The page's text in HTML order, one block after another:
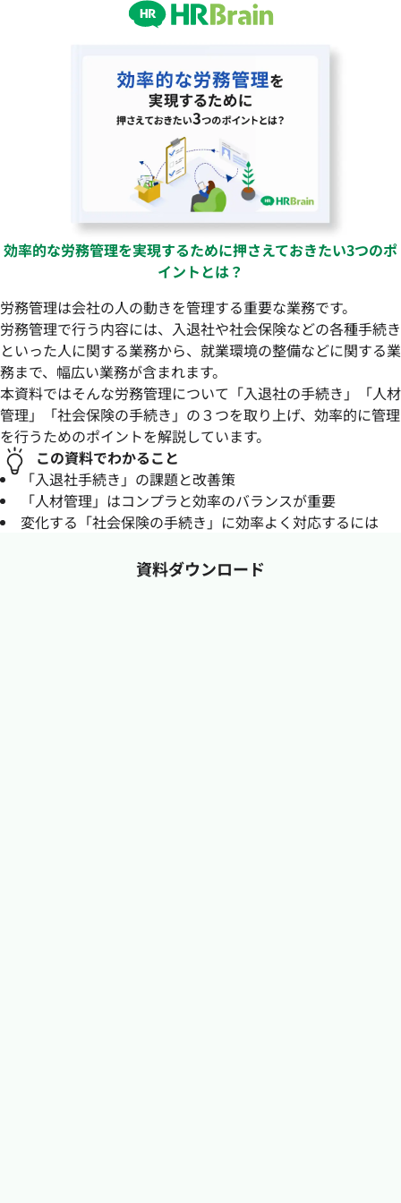
効率的な労務管理を実現するために押さえておきたい3つのポ
イントとは？
労務管理は会社の人の動きを管理する重要な業務です。
労務管理で行う内容には、入退社や社会保険などの各種手続き
といった人に関する業務から、就業環境の整備などに関する業
務まで、幅広い業務が含まれます。
本資料ではそんな労務管理について「入退社の手続き」「人材
管理」「社会保険の手続き」の３つを取り上げ、効率的に管理
を行うためのポイントを解説しています。
この資料でわかること
「入退社手続き」の課題と改善策
「人材管理」はコンプラと効率のバランスが重要
変化する「社会保険の手続き」に効率よく対応するには
資料ダウンロード